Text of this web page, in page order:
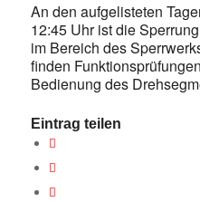
An den aufgelisteten
12:45 Uhr ist die
im Bereich des
finden
Bedienung des
Eintrag teilen